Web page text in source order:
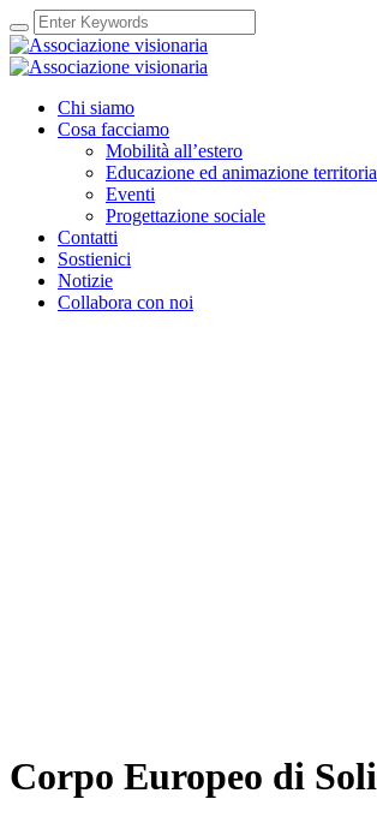
Chi siamo
Cosa facciamo
Mobilità all’estero
Educazione ed animazione
Eventi
Progettazione sociale
Contatti
Sostienici
Notizie
Collabora con noi
Corpo Europeo di